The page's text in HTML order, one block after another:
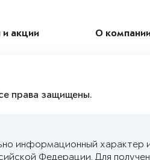
и акции О
права защищены.
информационный характер
Федерации. Для